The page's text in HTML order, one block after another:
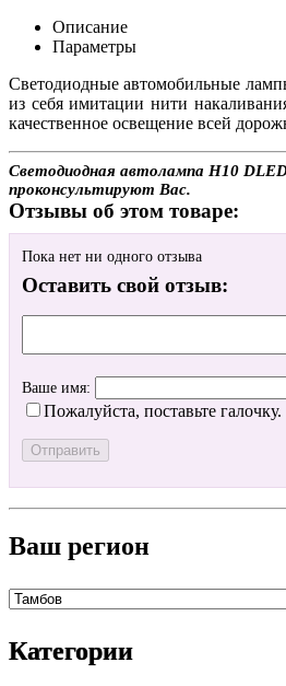
Описание
Параметры
Светодиодные автомобильные
из себя имитации нити
качественное освещение всей
Светодиодная автолампа H10
проконсультируют Вас.
Отзывы об этом товаре:
Пока нет ни одного отзыва
Оставить свой отзыв:
Ваше имя:
Пожалуйста, поставьте галочку.
Ваш регион
Категории